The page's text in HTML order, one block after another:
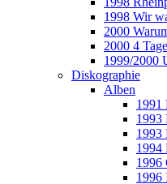
1998 Wir
2000
2000 4
1999/2000
Diskographie
Alben
1991
1993
1993
1994
1996
1996